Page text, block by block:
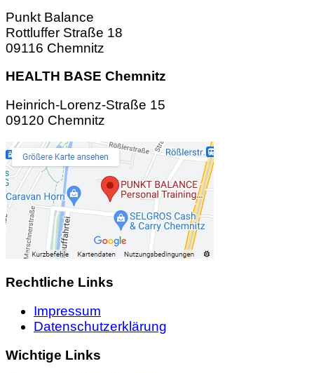
Punkt Balance
Rottluffer Straße 18
09116 Chemnitz
HEALTH BASE Chemnitz
Heinrich-Lorenz-Straße 15
09120 Chemnitz
Rechtliche Links
Impressum
Datenschutzerklärung
Wichtige Links